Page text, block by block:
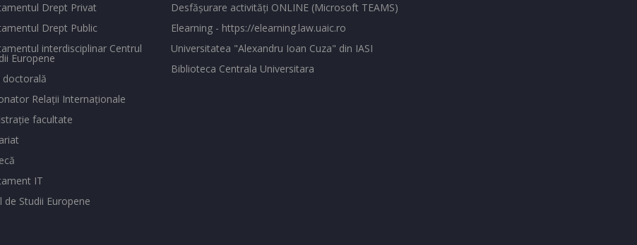
Drept Privat
Drept Public
interdisciplinar Centrul
Europene
doctorală
Relaţii Internaţionale
facultate
IT
de Studii Europene
Desfăşurare activităţi ONLINE (Microsoft TEAMS)
Elearning - https://elearning.law.uaic.ro
Universitatea "Alexandru Ioan Cuza" din IASI
Biblioteca Centrala Universitara